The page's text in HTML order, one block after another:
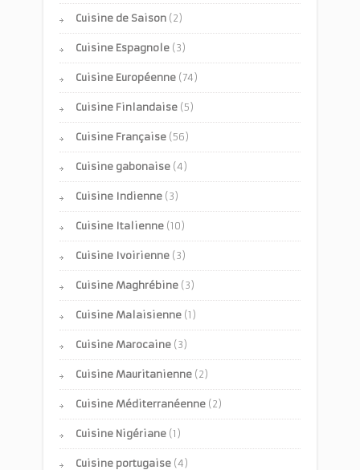
Cuisine de Saison (2)
Cuisine Espagnole (3)
Cuisine Européenne (74)
Cuisine Finlandaise (5)
Cuisine Française (56)
Cuisine gabonaise (4)
Cuisine Indienne (3)
Cuisine Italienne (10)
Cuisine Ivoirienne (3)
Cuisine Maghrébine (3)
Cuisine Malaisienne (1)
Cuisine Marocaine (3)
Cuisine Mauritanienne (2)
Cuisine Méditerranéenne (2)
Cuisine Nigériane (1)
Cuisine portugaise (4)